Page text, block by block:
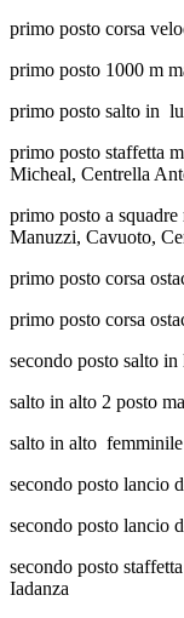
primo posto corsa
primo posto 1000 m
primo posto salto in
primo posto staffetta
Micheal, Centrella
primo posto a
Manuzzi, Cavuoto,
primo posto corsa
primo posto corsa
secondo posto salto
salto in alto 2 posto
salto in alto
secondo posto lancio
secondo posto lancio
secondo posto
Iadanza